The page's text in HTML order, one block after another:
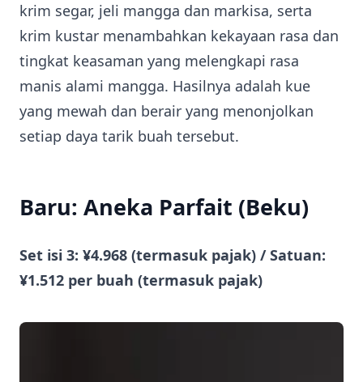
krim segar, jeli mangga dan markisa, serta
krim kustar menambahkan kekayaan rasa dan
tingkat keasaman yang melengkapi rasa
manis alami mangga. Hasilnya adalah kue
yang mewah dan berair yang menonjolkan
setiap daya tarik buah tersebut.
Baru: Aneka Parfait (Beku)
Set isi 3: ¥4.968 (termasuk pajak) / Satuan:
¥1.512 per buah (termasuk pajak)